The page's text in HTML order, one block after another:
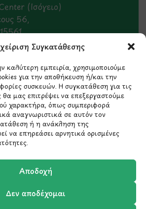
Συγκατάθεσης
καλύτερη εμπειρία, χρησιμοποιούμε
για την αποθήκευση ή/και την
συσκευών. Η συγκατάθεση για τις
θα μας επιτρέψει να επεξεργαστούμε
χαρακτήρα, όπως συμπεριφορά
αναγνωριστικά σε αυτόν τον
ή η ανάκληση της
να επηρεάσει αρνητικά ορισμένες
Αποδοχή
Δεν αποδέχομαι
(Ισόγειο)
56,
σχετικά με ένα προϊόν ή μια
μας ένα email και θα
σύντομα μαζί σας.